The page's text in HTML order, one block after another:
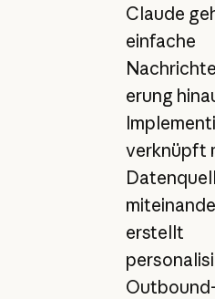
Claude
einfache
erung
verknüpft
erstellt
Outbound-